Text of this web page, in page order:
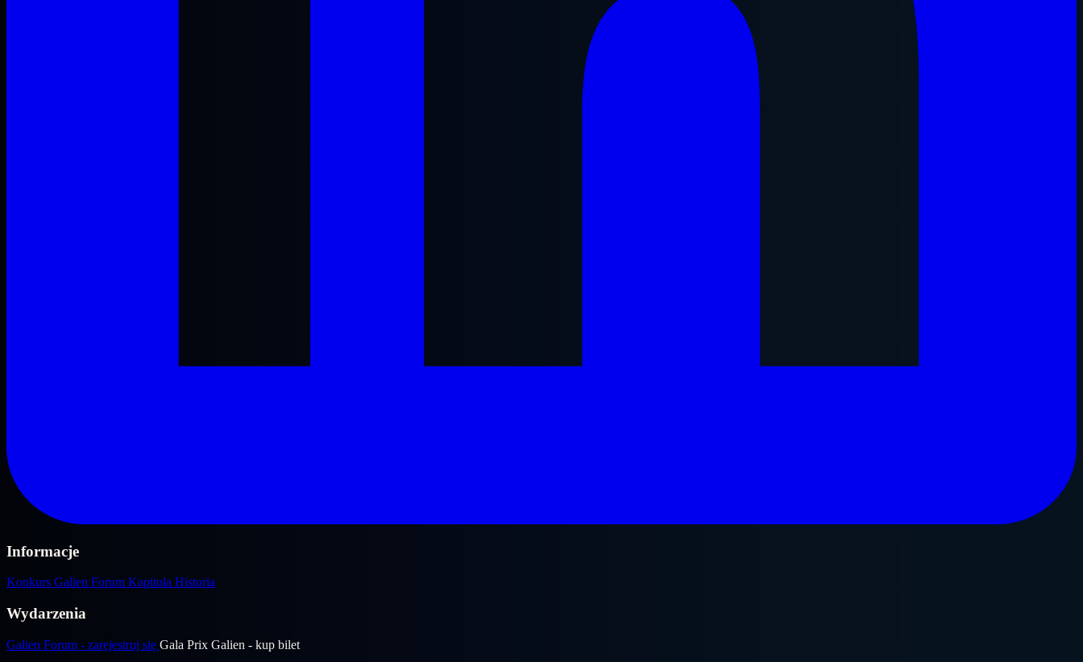
Informacje
Konkurs Galien Forum Kapituła Historia
Wydarzenia
Galien Forum - zarejestruj się Gala Prix Galien - kup bilet